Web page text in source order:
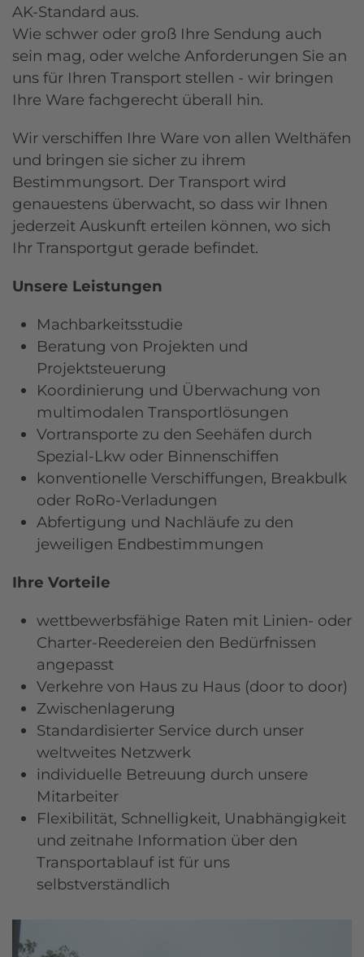
AK-Standard aus.
Wie schwer oder groß Ihre Sendung auch
sein mag, oder welche Anforderungen Sie an
uns für Ihren Transport stellen - wir bringen
Ihre Ware fachgerecht überall hin.
Wir verschiffen Ihre Ware von allen Welthäfen
und bringen sie sicher zu ihrem
Bestimmungsort. Der Transport wird
genauestens überwacht, so dass wir Ihnen
jederzeit Auskunft erteilen können, wo sich
Ihr Transportgut gerade befindet.
Unsere Leistungen
Machbarkeitsstudie
Beratung von Projekten und
Projektsteuerung
Koordinierung und Überwachung von
multimodalen Transportlösungen
Vortransporte zu den Seehäfen durch
Spezial-Lkw oder Binnenschiffen
konventionelle Verschiffungen, Breakbulk
oder RoRo-Verladungen
Abfertigung und Nachläufe zu den
jeweiligen Endbestimmungen
Ihre Vorteile
wettbewerbsfähige Raten mit Linien- oder
Charter-Reedereien den Bedürfnissen
angepasst
Verkehre von Haus zu Haus (door to door)
Zwischenlagerung
Standardisierter Service durch unser
weltweites Netzwerk
individuelle Betreuung durch unsere
Mitarbeiter
Flexibilität, Schnelligkeit, Unabhängigkeit
und zeitnahe Information über den
Transportablauf ist für uns
selbstverständlich